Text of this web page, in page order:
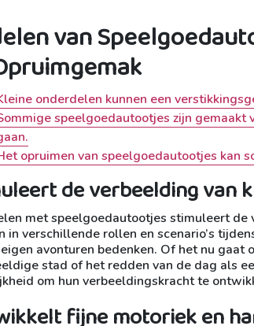
van
onderdelen kunnen een
speelgoedautootjes zijn gemaakt
opruimen van speelgoedautootjes kan
de verbeelding van
met speelgoedautootjes stimuleert de
in verschillende rollen en scenario’s
avonturen bedenken. Of het nu
stad of het redden van de dag als
om hun verbeeldingskracht te
fijne motoriek en